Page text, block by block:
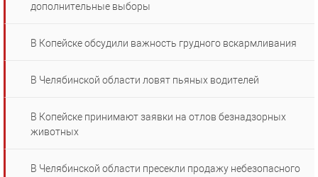
дополнительные выборы
В Копейске обсудили важность грудного вскармливания
В Челябинской области ловят пьяных водителей
В Копейске принимают заявки на отлов безнадзорных
животных
В Челябинской области пресекли продажу небезопасного